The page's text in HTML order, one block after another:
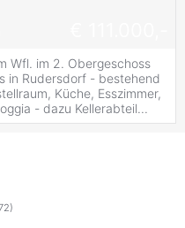
Wfl. im 2. Obergeschoss
in Rudersdorf - bestehend
Küche, Esszimmer,
- dazu Kellerabteil...